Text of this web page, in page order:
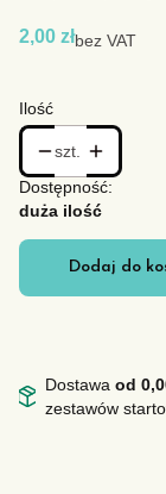
Cena
2,00 złbez VAT
Ilość
szt.
Dostępność:
duża ilość
Dodaj do
Dostawa od
zestawów